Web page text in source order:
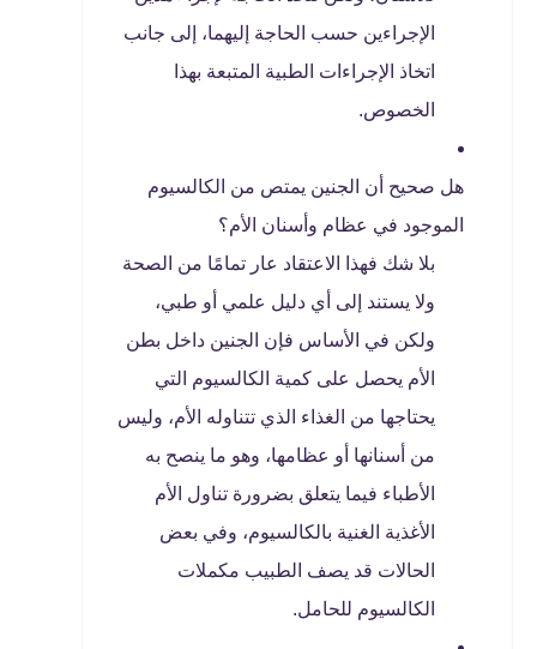
الإجراءين حسب الحاجة إليهما، إلى جانب
اتخاذ الإجراءات الطبية المتبعة بهذا
الخصوص.
هل صحيح أن الجنين يمتص من الكالسيوم
الموجود في عظام وأسنان الأم؟
بلا شك فهذا الاعتقاد عار تمامًا من الصحة
ولا يستند إلى أي دليل علمي أو طبي،
ولكن في الأساس فإن الجنين داخل بطن
الأم يحصل على كمية الكالسيوم التي
يحتاجها من الغذاء الذي تتناوله الأم، وليس
من أسنانها أو عظامها، وهو ما ينصح به
الأطباء فيما يتعلق بضرورة تناول الأم
الأغذية الغنية بالكالسيوم، وفي بعض
الحالات قد يصف الطبيب مكملات
الكالسيوم للحامل.